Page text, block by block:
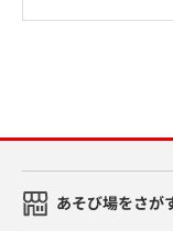
あそび場をさが